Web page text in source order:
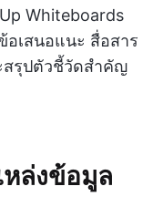
Whiteboards
อเสนอแนะ สื่อสาร
สรุปตัวชี้วัดสำคัญ
ล่งข้อมูล